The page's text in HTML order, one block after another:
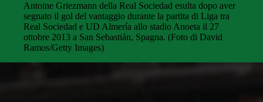
Antoine Griezmann della Real Sociedad esulta dopo aver
segnato il gol del vantaggio durante la partita di Liga tra
Real Sociedad e UD Almería allo stadio Anoeta il 27
ottobre 2013 a San Sebastián, Spagna. (Foto di David
Ramos/Getty Images)